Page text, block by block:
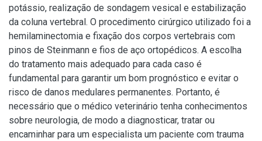
potássio, realização de sondagem vesical e estabilização
da coluna vertebral. O procedimento cirúrgico utilizado foi a
hemilaminectomia e fixação dos corpos vertebrais com
pinos de Steinmann e fios de aço ortopédicos. A escolha
do tratamento mais adequado para cada caso é
fundamental para garantir um bom prognóstico e evitar o
risco de danos medulares permanentes. Portanto, é
necessário que o médico veterinário tenha conhecimentos
sobre neurologia, de modo a diagnosticar, tratar ou
encaminhar para um especialista um paciente com trauma